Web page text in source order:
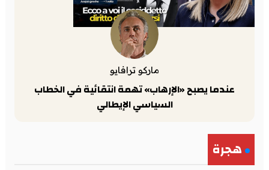
ماركو ترافايو
عندما يصبح «الإرهاب» تهمة انتقائية في الخطاب
السياسي الإيطالي
هجرة